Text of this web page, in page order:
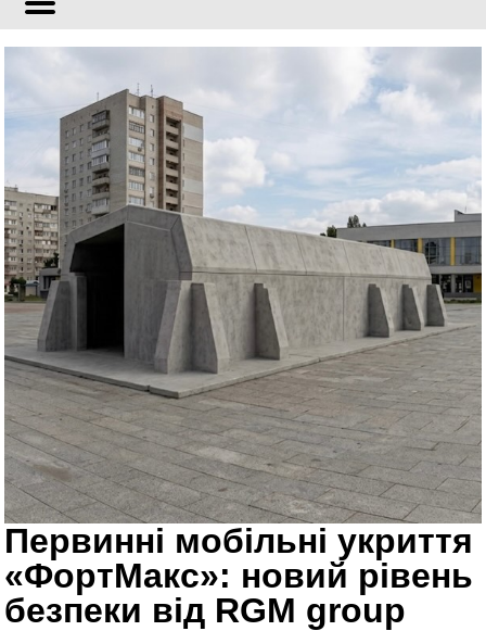
Первинні мобільні укриття
«ФортМакс»: новий рівень
безпеки від RGM group